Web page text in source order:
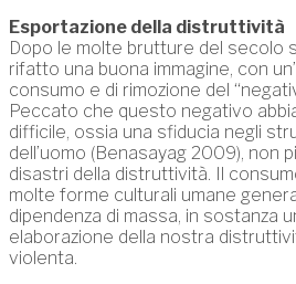
Esportazione della distruttività
Dopo le molte brutture del secolo
rifatto una buona immagine, con
consumo e di rimozione del
Peccato che questo negativo
difficile, ossia una sfiducia negli
dell’uomo (Benasayag 2009), non
disastri della distruttività. Il
molte forme culturali umane
dipendenza di massa, in sostanza
elaborazione della nostra
violenta.